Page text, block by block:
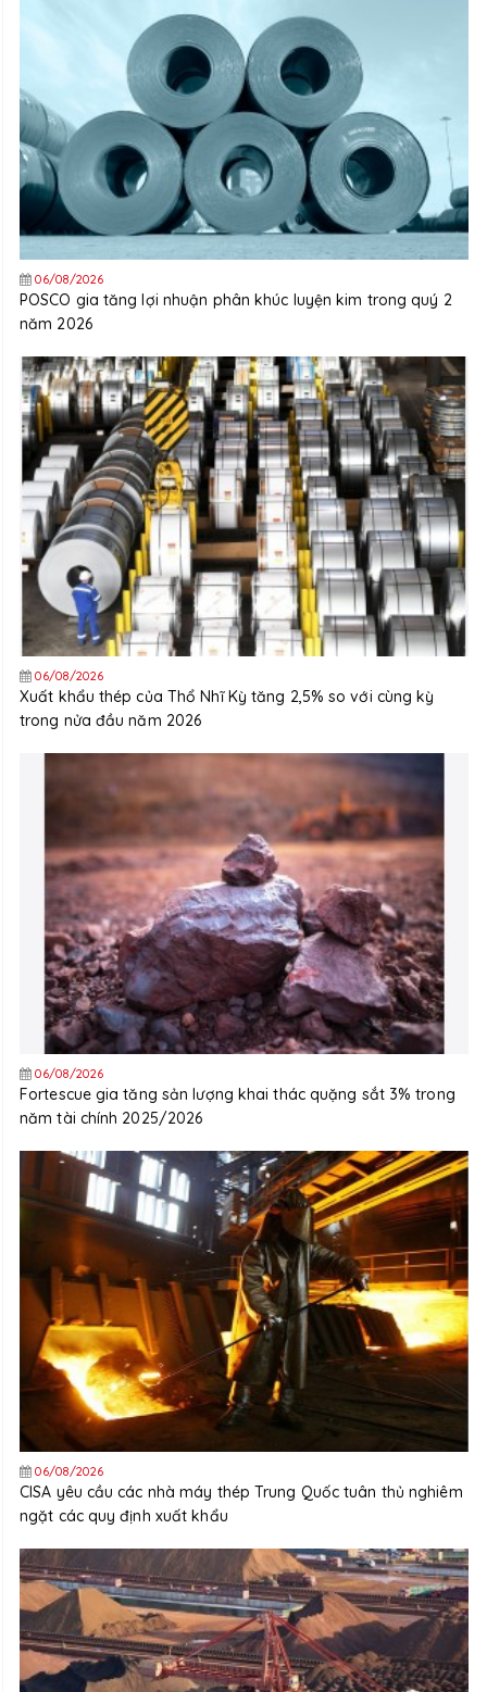
06/08/2026
POSCO gia tăng lợi nhuận phân khúc luyện kim trong quý 2
năm 2026
06/08/2026
Xuất khẩu thép của Thổ Nhĩ Kỳ tăng 2,5% so với cùng kỳ
trong nửa đầu năm 2026
06/08/2026
Fortescue gia tăng sản lượng khai thác quặng sắt 3% trong
năm tài chính 2025/2026
06/08/2026
CISA yêu cầu các nhà máy thép Trung Quốc tuân thủ nghiêm
ngặt các quy định xuất khẩu